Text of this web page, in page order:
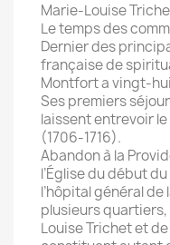
Marie-Louise
Le temps des
Dernier des
française de
Montfort a vingt-
Ses premiers
laissent entrevoir
(1706-1716).
Abandon à la
l’Église du début
l’hôpital général
plusieurs
Louise Trichet et